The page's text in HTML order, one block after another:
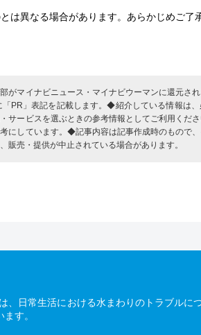
異なる場合があります。あらかじめご了
がマイナビニュース・マイナビウーマンに還元さ
PR」表記を記載します。◆紹介している情報は
サービスを選ぶときの参考情報としてご利用くだ
にしています。◆記事内容は記事作成時のもので
売・提供が中止されている場合があります。
、日常生活における水まわりのトラブルに
す。